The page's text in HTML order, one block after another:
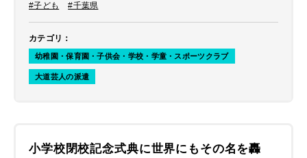
ジの様子をレポートします。
#子ども
#千葉県
カテゴリ ：
幼稚園・保育園・子供会・学校・学童・スポーツクラブ
大道芸人の派遣
小学校閉校記念式典に世界にもその名を轟